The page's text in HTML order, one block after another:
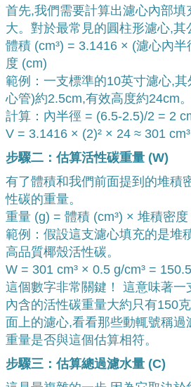
首先,我們需要計算出濾心內部填
大。對於最常見的圓柱形濾心,其
體積 (cm³) = 3.1416 × (濾心內半
度 (cm)
範例：一支標準的10英寸濾心,
心管)約2.5cm,有效高度約24cm。
計算：內半徑 = (6.5-2.5)/2 = 2
V = 3.1416 × (2)² × 24 ≈ 301 cm³
步驟二：估算活性碳重量 (W)
有了體積和我們前面提到的堆積
性碳的重量。
重量 (g) = 體積 (cm³) × 堆積密度
範例：假設這支濾心填充的是堆
高品質椰殼活性碳。
W = 301 cm³ × 0.5 g/cm³ =
這個數字非常關鍵！ 這意味著
內含的活性碳重量大約只有150
面上的濾心,看看那些動輒號稱
重量是否與這個估算相符。
步驟三：估算總過濾水量 (C)